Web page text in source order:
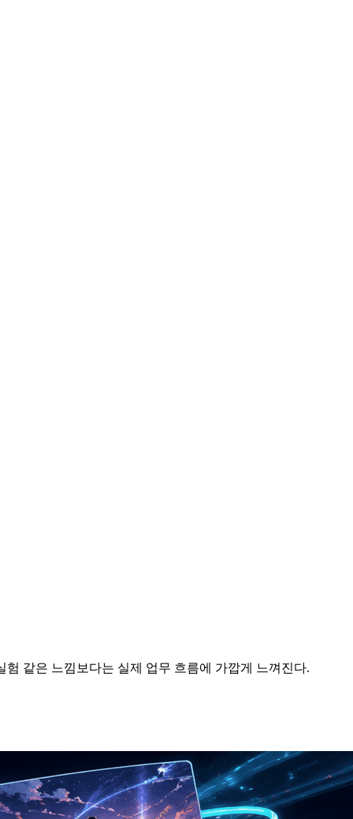
같은 느낌보다는 실제 업무 흐름에 가깝게 느껴진다.